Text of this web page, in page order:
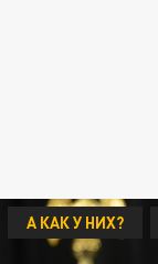
А КАК У НИХ?